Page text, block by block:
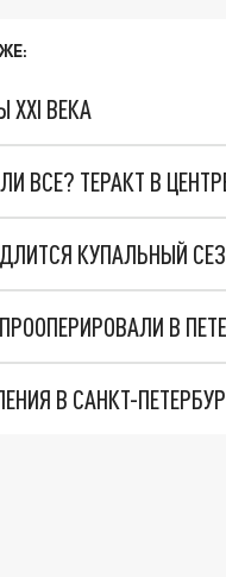
ВЕКА
ВСЕ? ТЕРАКТ В
КУПАЛЬНЫЙ
В